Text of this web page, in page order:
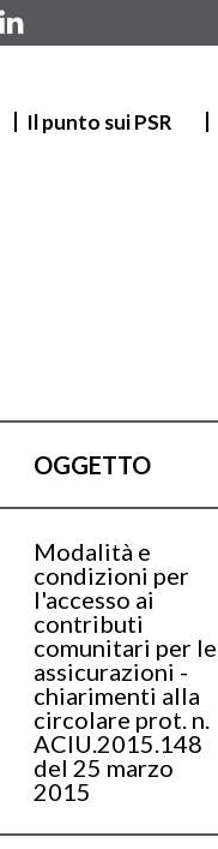
Il punto sui PSR
OGGETTO
Modalità e
condizioni per
l'accesso ai
contributi
comunitari per le
assicurazioni -
chiarimenti alla
circolare prot. n.
ACIU.2015.148
del 25 marzo
2015